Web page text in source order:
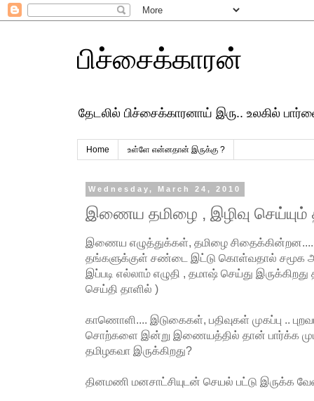
பிச்சைக்காரன்
தேடலில் பிச்சைக்காரனாய் இரு.. உலகில்
Home உள்ளே என்னதான் இருக்கு ?
Wednesday, March 24, 2010
இணைய தமிழை , இழிவு செய்யும்
இணைய எழுத்துக்கள், தமிழை
தங்களுக்குள் சண்டை இட்டு கொள்வதால் சமூக
இப்படி எல்லாம் எழுதி , தமாஷ் செய்து
செய்தி தாளில் )
காணொளி.... இடுகைகள், பதிவுகள் முகப்பு ..
சொற்களை இன்று இணையத்தில் தான் பார்க்க
தமிழகவா இருக்கிறது?
தினமணி மனசாட்சியுடன் செயல் பட்டு இருக்க